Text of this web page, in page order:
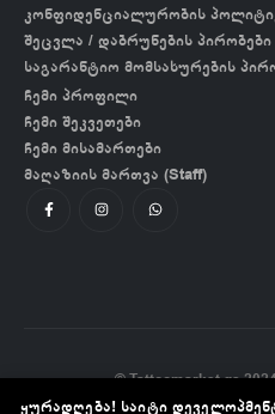
კონფიდენციალურობის
შეცვლა / დაბრუნების პირობები
საგარანტიო მომსახურების
ჩემი პროფილი
ჩემი შეკვეთები
ჩემი მისამართები
მაღაზიის მართვა (Staff)
© Tattoomarket.ge
ყურადღება! საიტი